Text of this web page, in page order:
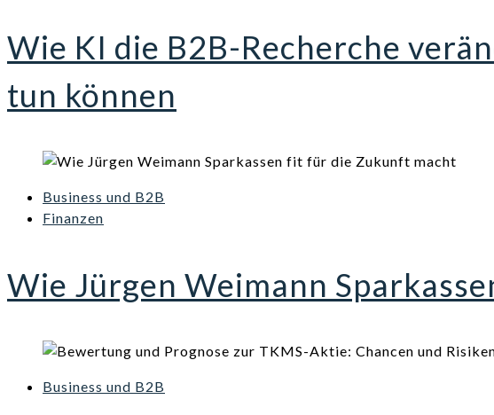
Wie KI die B2B-Recherche
tun können
Business und B2B
Finanzen
Wie Jürgen Weimann
Business und B2B